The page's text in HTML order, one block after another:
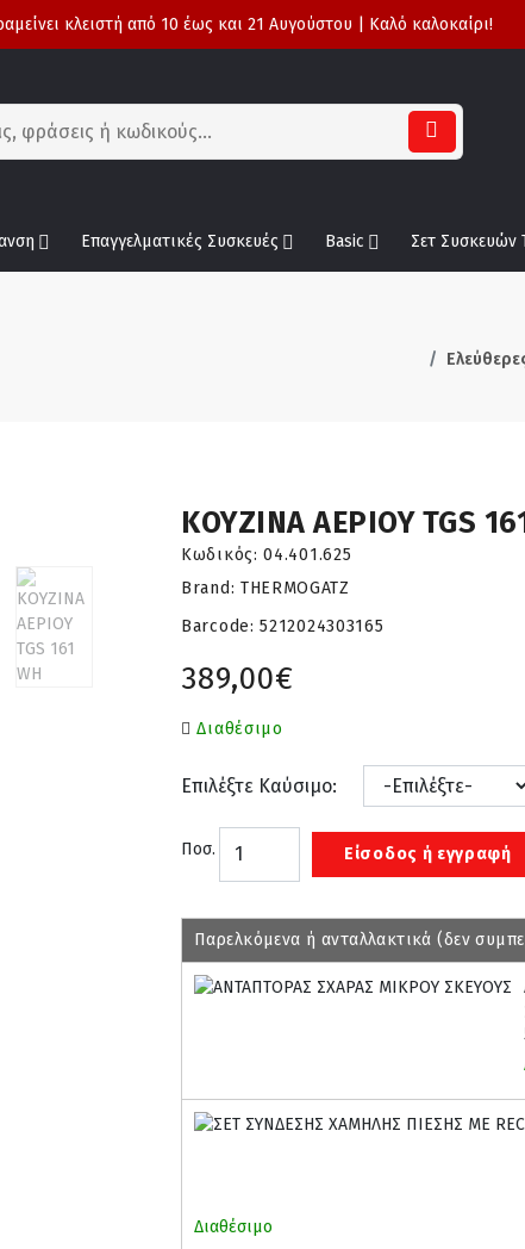
κλειστή από 10 έως και 21 Αυγούστου | Καλό καλοκαίρι!
Επαγγελματικές Συσκευές Basic Σετ Συσκευών
ΚΟΥΖΙΝΑ ΑΕΡΙΟΥ TGS
Κωδικός:04.401.625
Brand: THERMOGATZ
Barcode:5212024303165
389,00€
Διαθέσιμο
Επιλέξτε Καύσιμο:
Ποσ. Είσοδος ή εγγραφή
Παρελκόμενα ή ανταλλακτικά (δεν
Διαθέσιμο